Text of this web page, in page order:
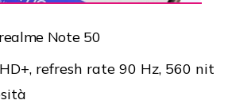
Note 50
refresh rate 90 Hz, 560 nit